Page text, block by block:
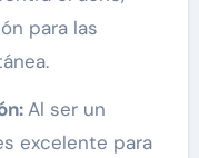
para las
Al ser un
excelente para